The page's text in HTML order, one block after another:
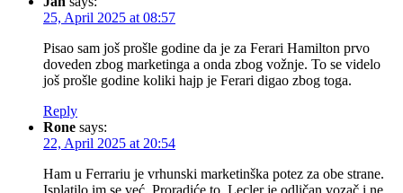
25, April 2025 at 08:57
Pisao sam još prošle godine da je za Ferari Hamilton prvo
doveden zbog marketinga a onda zbog vožnje. To se videlo
još prošle godine koliki hajp je Ferari digao zbog toga.
Reply
Rone says:
22, April 2025 at 20:54
Ham u Ferrariu je vrhunski marketinška potez za obe strane.